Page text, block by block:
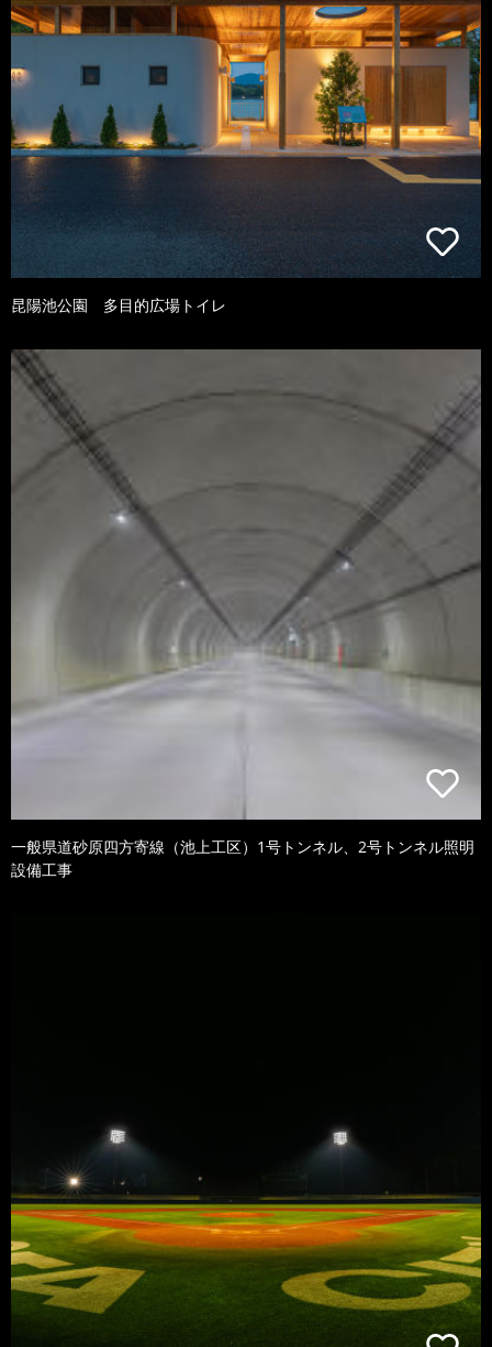
昆陽池公園 多目的広場トイレ
一般県道砂原四方寄線（池上工区）1号トンネル、2号トンネル照明
設備工事